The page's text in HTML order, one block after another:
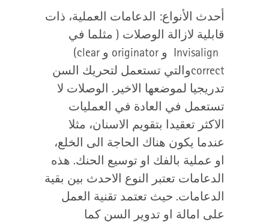
أحدث الأنواع: الدعامات العملية، ذات
قابلية لازالة الوصلات ( مثلما في
Invisalign وoriginator و(clear
correctوالتي تستعمل لتحريك السن
تدريجيا لموضعها الاخير. الوصلات لا
تستعمل في العادة في العمليات
الاكثر تعقيدا بتقويم الاسنان، مثلا
عندما يكون هناك الحاجة الى الخلع،
او عملية بالفك او توسيع الحنك. هذه
الدعامات تعتبر النوع الاحدث بين بقية
الدعامات. حيث تعتمد تقنية العمل
على امالة او تدوير السن كما